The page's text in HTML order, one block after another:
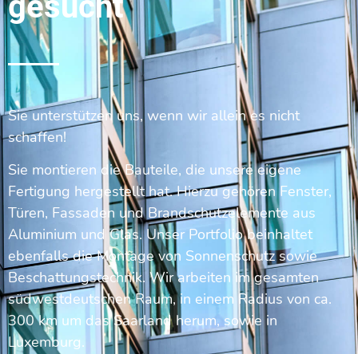
Sie unterstützen uns, wenn wir allein es nicht
schaffen!
Sie montieren die Bauteile, die unsere eigene
Fertigung hergestellt hat. Hierzu gehören Fenster,
Türen, Fassaden und Brandschutzelemente aus
Aluminium und Glas. Unser Portfolio beinhaltet
ebenfalls die Montage von Sonnenschutz sowie
Beschattungstechnik. Wir arbeiten im gesamten
südwestdeutschen Raum, in einem Radius von ca.
300 km um das Saarland herum, sowie in
Luxemburg.